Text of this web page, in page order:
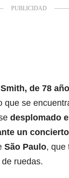
de 78
que se
desplomado
un concierto
São Paulo, que
ruedas.